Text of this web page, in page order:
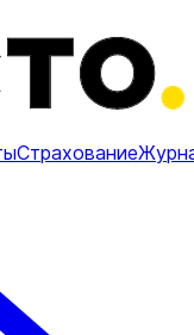
Страхование